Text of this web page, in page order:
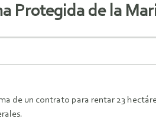
Protegida de la
de un contrato para rentar 23